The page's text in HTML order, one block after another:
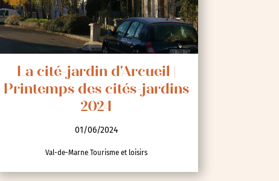
La cité-jardin d'Arcueil |
Printemps des cités-jardins
2024
01/06/2024
Val-de-Marne Tourisme et loisirs